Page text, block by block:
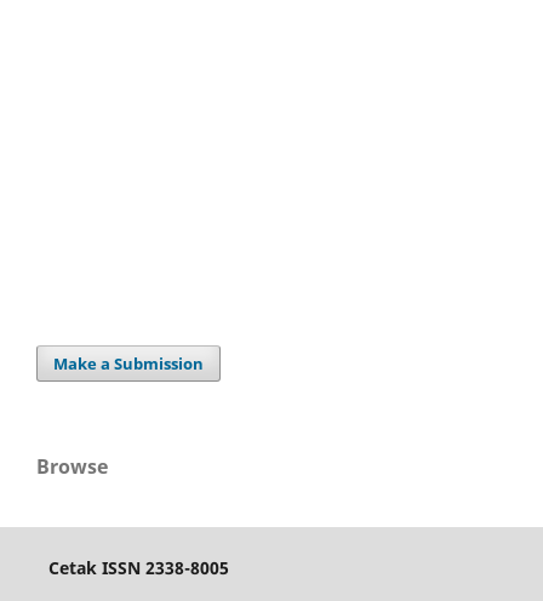
Make a Submission
Browse
Cetak ISSN 2338-8005